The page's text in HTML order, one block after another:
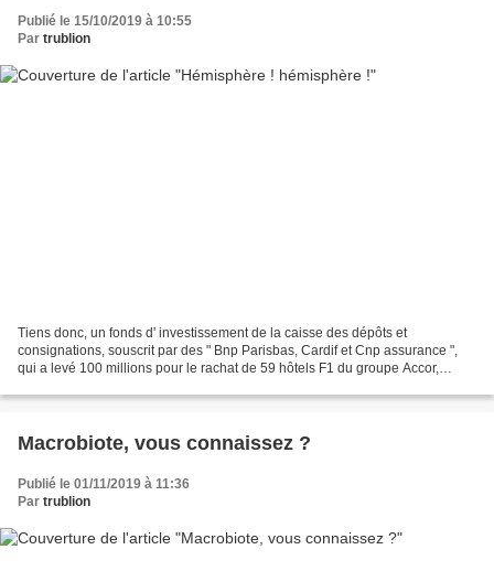
Publié le 15/10/2019 à 10:55
Par trublion
Tiens donc, un fonds d' investissement de la caisse des dépôts et
consignations, souscrit par des " Bnp Parisbas, Cardif et Cnp assurance ",
qui a levé 100 millions pour le rachat de 59 hôtels F1 du groupe Accor,
Macrobiote, vous connaissez ?
Publié le 01/11/2019 à 11:36
Par trublion